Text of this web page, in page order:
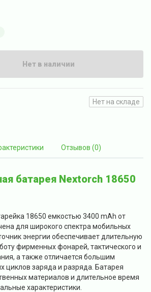
Нет в наличии
Нет на складе
Отзывов (0)
батарея Nextorch 18650
18650 емкостью 3400 mAh от
для широкого спектра мобильных
энергии обеспечивает длительную
фирменных фонарей, тактического и
а также отличается большим
циклов заряда и разряда. Батарея
материалов и длительное время
характеристики.